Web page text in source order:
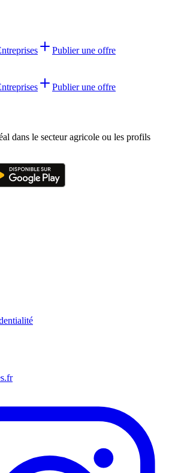
Publier une offre
Publier une offre
dans le secteur agricole ou les profils